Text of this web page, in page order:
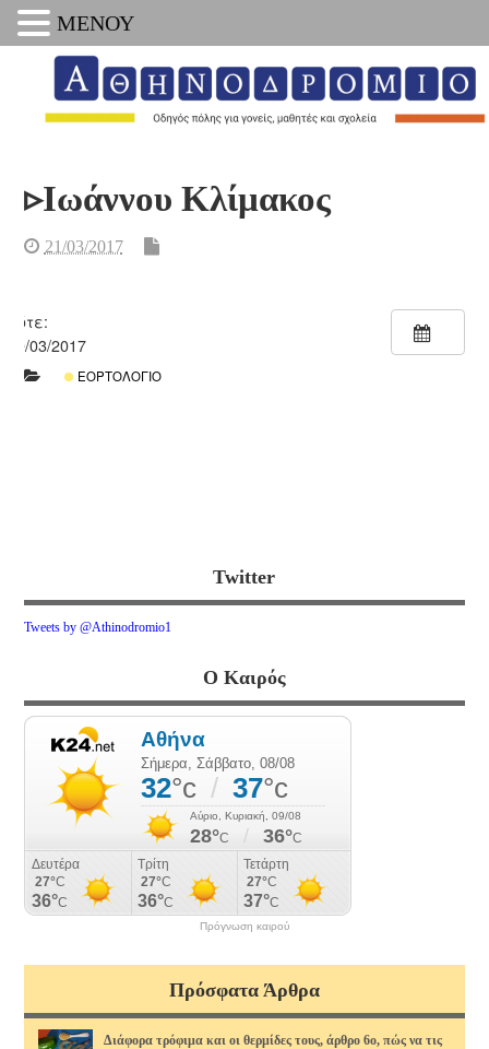
▹Ιωάννου Κλίμακος
21/03/2017
Πότε:
30/03/2017
ΕΟΡΤΟΛΌΓΙΟ
Twitter
Tweets by @Athinodromio1
Ο Καιρός
Πρόγνωση καιρού
Πρόσφατα Άρθρα
Διάφορα τρόφιμα και οι θερμίδες τους, άρθρο 6ο, πώς να τις
ΜΕΝΟΥ